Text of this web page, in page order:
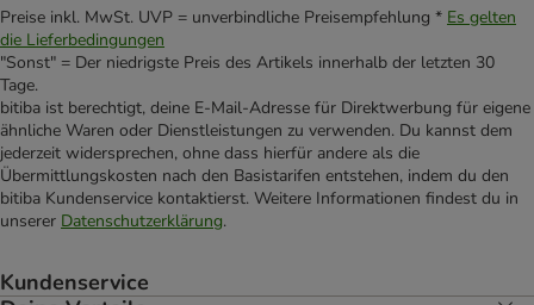
Preise inkl. MwSt. UVP = unverbindliche Preisempfehlung * Es gelten
die Lieferbedingungen
"Sonst" = Der niedrigste Preis des Artikels innerhalb der letzten 30
Tage.
bitiba ist berechtigt, deine E-Mail-Adresse für Direktwerbung für eigene
ähnliche Waren oder Dienstleistungen zu verwenden. Du kannst dem
jederzeit widersprechen, ohne dass hierfür andere als die
Übermittlungskosten nach den Basistarifen entstehen, indem du den
bitiba Kundenservice kontaktierst. Weitere Informationen findest du in
unserer Datenschutzerklärung.
Kundenservice